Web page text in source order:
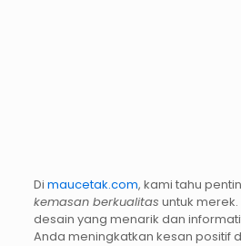
Di maucetak.com, kami tahu
kemasan berkualitas untuk
desain yang menarik dan
Anda meningkatkan kesan positif